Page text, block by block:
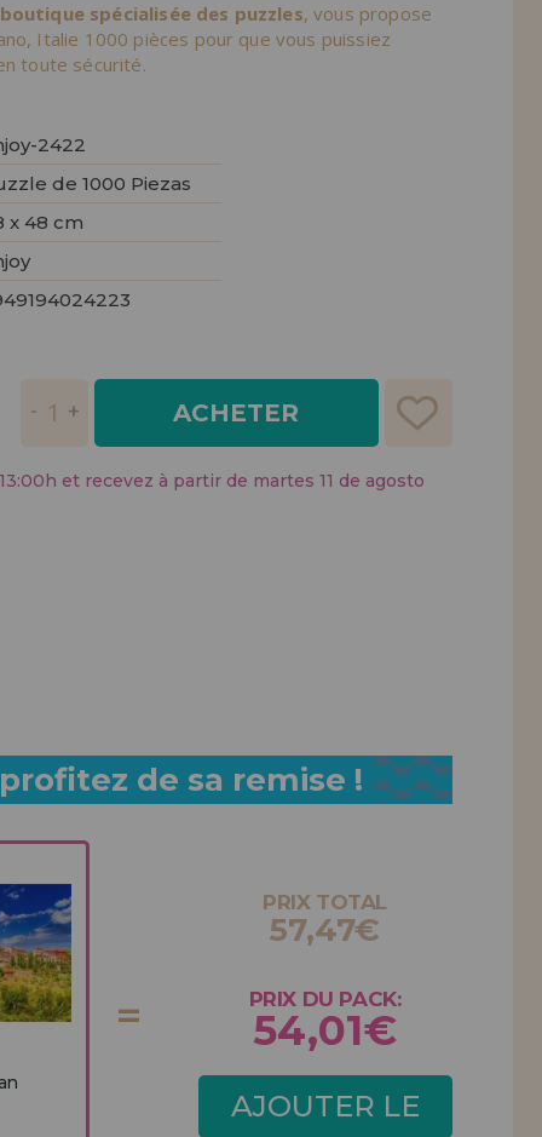
spécialisée des puzzles, vous propose
Italie 1000 pièces pour que vous puissiez
toute sécurité.
2422
de 1000 Piezas
x 48 cm
ACHETER
et recevez à partir de martes 11 de agosto
de sa remise !
PRIX TOTAL
57,47€
PRIX DU PACK:
54,01€
AJOUTER LE